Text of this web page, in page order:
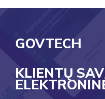
GOVTECH
KLIENTŲ